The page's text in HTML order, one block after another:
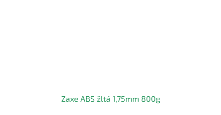
Zaxe ABS žltá 1,75mm 800g